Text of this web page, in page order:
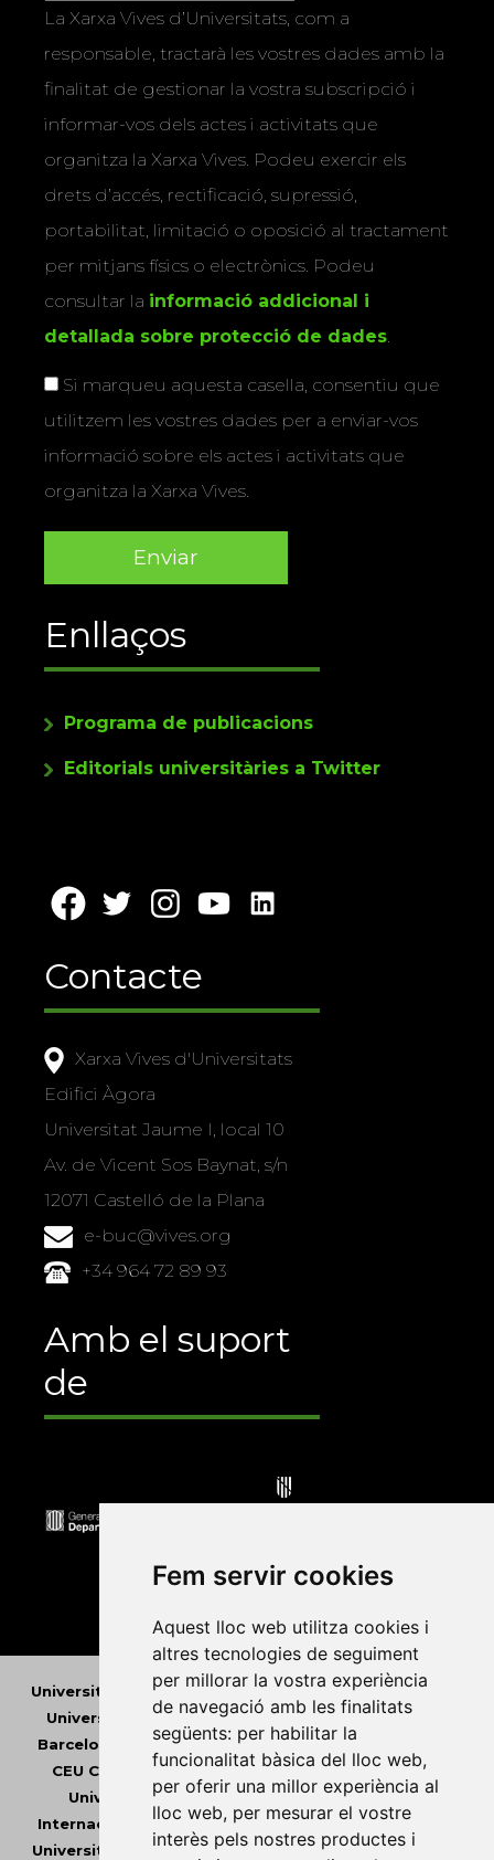
Fem servir cookies
Aquest lloc web utilitza cookies i
altres tecnologies de seguiment
per millorar la vostra experiència
de navegació amb les finalitats
següents: per habilitar la
funcionalitat bàsica del lloc web,
per oferir una millor experiència al
lloc web, per mesurar el vostre
interès pels nostres productes i
La Xarxa Vives d’Universitats, com a
responsable, tractarà les vostres dades amb la
finalitat de gestionar la vostra subscripció i
informar-vos dels actes i activitats que
organitza la Xarxa Vives. Podeu exercir els
drets d’accés, rectificació, supressió,
portabilitat, limitació o oposició al tractament
per mitjans físics o electrònics. Podeu
consultar la informació addicional i
detallada sobre protecció de dades.
Si marqueu aquesta casella, consentiu que
utilitzem les vostres dades per a enviar-vos
informació sobre els actes i activitats que
organitza la Xarxa Vives.
Enllaços
Programa de publicacions
Editorials universitàries a Twitter
Contacte
Xarxa Vives d'Universitats
Edifici Àgora
Universitat Jaume I, local 10
Av. de Vicent Sos Baynat, s/n
12071 Castelló de la Plana
e-buc@vives.org
+34 964 72 89 93
Amb el suport
de
Universitat Abat Oliba CEU • Universitat d'Alacant
Universitat d'Andorra•Universitat Autònoma de
Barcelona
Universitat de Barcelona •
CEU Cardenal Herrera•Universitat de Girona•
Universitat de les Illes Balears•Universitat
Internacional de Catalunya•Universitat Jaume I
Universitat de Lleida•Universitat Miguel Hernández